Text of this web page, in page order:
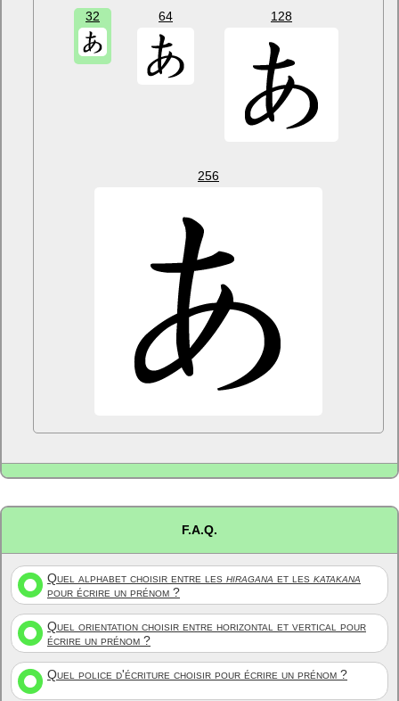
32 64 128
256
F.A.Q.
Quel alphabet choisir entre les hiragana et les katakana
pour écrire un prénom ?
Quel orientation choisir entre horizontal et vertical pour
écrire un prénom ?
Quel police d'écriture choisir pour écrire un prénom ?